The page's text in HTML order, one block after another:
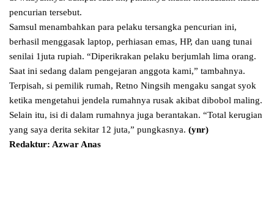
pencurian tersebut.
Samsul menambahkan para pelaku tersangka pencurian ini,
berhasil menggasak laptop, perhiasan emas, HP, dan uang tunai
senilai 1juta rupiah. “Diperikrakan pelaku berjumlah lima orang.
Saat ini sedang dalam pengejaran anggota kami,” tambahnya.
Terpisah, si pemilik rumah, Retno Ningsih mengaku sangat syok
ketika mengetahui jendela rumahnya rusak akibat dibobol maling.
Selain itu, isi di dalam rumahnya juga berantakan. “Total kerugian
yang saya derita sekitar 12 juta,” pungkasnya. (ynr)
Redaktur: Azwar Anas